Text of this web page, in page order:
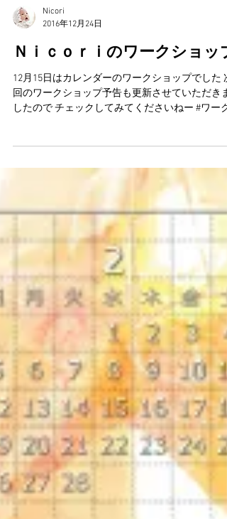
2016年12月24日
Ｎｉｃｏｒｉのワークショップ
12月15日はカレンダーのワークショップでした 次
回のワークショップ予告も更新させていただきま
したので チェックしてみてくださいねー #ワーク
ショップ